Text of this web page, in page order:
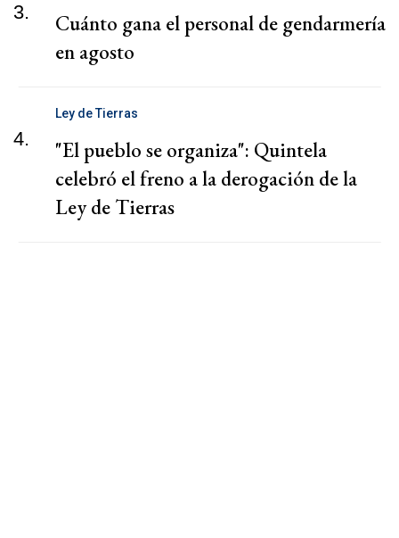
3.
Cuánto gana el personal de gendarmería
en agosto
4.
Ley de Tierras
"El pueblo se organiza": Quintela
celebró el freno a la derogación de la
Ley de Tierras